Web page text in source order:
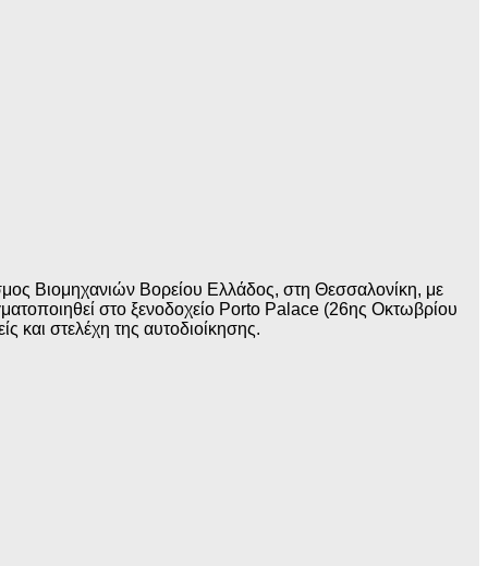
Βιομηχανιών Βορείου Ελλάδος, στη Θεσσαλονίκη, με
στο ξενοδοχείο Porto Palace (26ης Οκτωβρίου
στελέχη της αυτοδιοίκησης.